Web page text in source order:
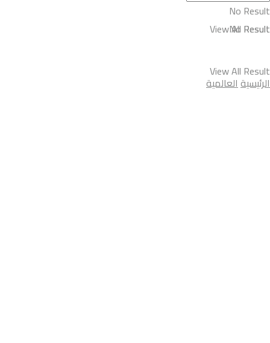
No Result
View All Result
No Result
View All Result
الرئيسيةالعالمية